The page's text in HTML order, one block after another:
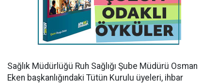
Sağlık Müdürlüğü Ruh Sağlığı Şube Müdürü Osman
Eken başkanlığındaki Tütün Kurulu üyeleri, ihbar